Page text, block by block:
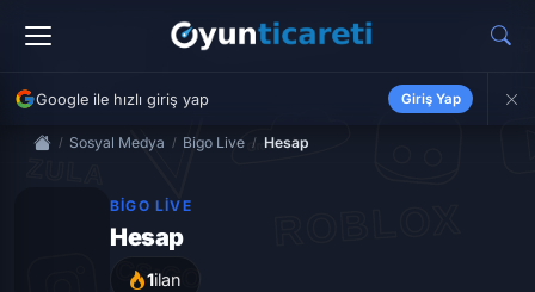
Google ile hızlı giriş yap Giriş Yap
Sosyal Medya Bigo Live Hesap
BIGO LIVE
Hesap
1ilan